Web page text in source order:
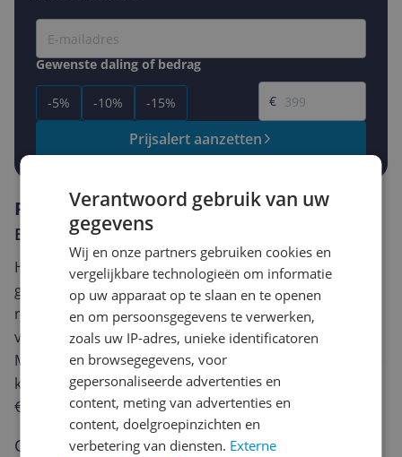
Gewenste daling of bedrag
-5% -10% -15%
Gewenste prijs
€
Prijsalert aanzetten
Reviews
Er zijn nog geen reviews geschreven
Heb jij dit product in bezit en wil je graag je mening
geven? Start dan hieronder met het schrijven van je
review. Afhankelijk van de details duurt het schrijven
van een review gemiddeld tussen de 3 en 10 minuten.
Met jouw mening help je andere bezoekers een betere
keuze te maken én maak je iedere maand kans op
€250,-!
Klik hier voor de actievoorwaarden.
Cijfer
Verantwoord gebruik van uw
gegevens
Wij en onze partners gebruiken cookies en
vergelijkbare technologieën om informatie
op uw apparaat op te slaan en te openen
en om persoonsgegevens te verwerken,
zoals uw IP-adres, unieke identificatoren
en browsegegevens, voor
gepersonaliseerde advertenties en
content, meting van advertenties en
content, doelgroepinzichten en
verbetering van diensten. Externe